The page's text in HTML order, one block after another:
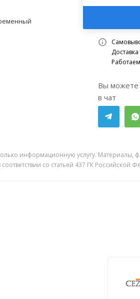
Доставка
Вы можете
в чат
информационную услугу. Материалы,
со статьей 437 ГК Российской